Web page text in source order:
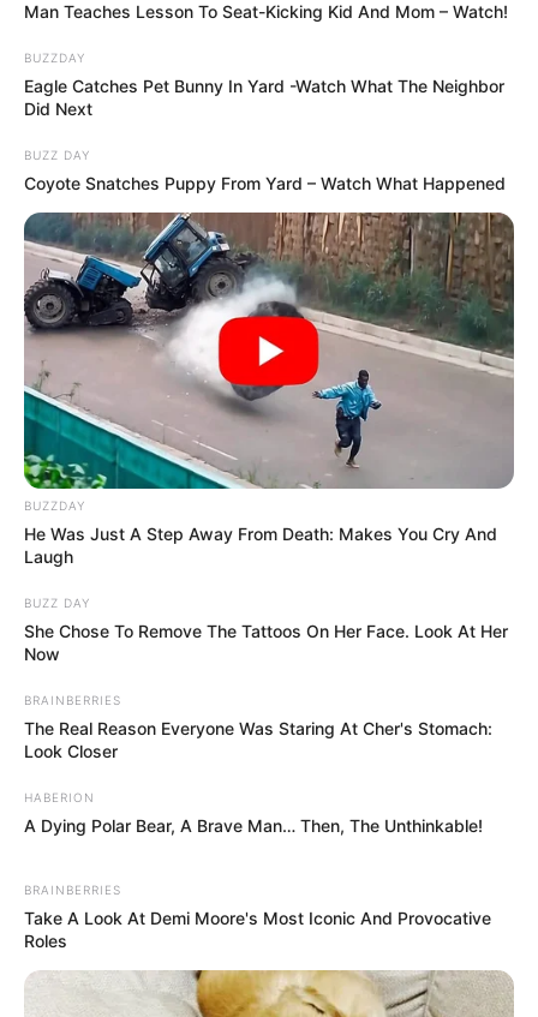
Man Teaches Lesson To Seat-Kicking Kid And Mom – Watch!
BUZZDAY
Eagle Catches Pet Bunny In Yard -Watch What The Neighbor
Did Next
BUZZ DAY
Coyote Snatches Puppy From Yard – Watch What Happened
BUZZDAY
He Was Just A Step Away From Death: Makes You Cry And
Laugh
BUZZ DAY
She Chose To Remove The Tattoos On Her Face. Look At Her
Now
BRAINBERRIES
The Real Reason Everyone Was Staring At Cher's Stomach:
Look Closer
HABERION
A Dying Polar Bear, A Brave Man… Then, The Unthinkable!
BRAINBERRIES
Take A Look At Demi Moore's Most Iconic And Provocative
Roles